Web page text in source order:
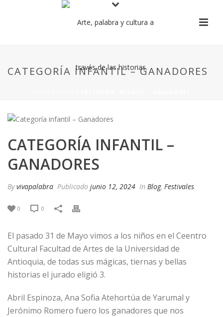
CATEGORÍA INFANTIL – GANADORES
CATEGORÍA INFANTIL –
GANADORES
Byvivapalabra Publicado junio 12, 2024 In Blog, Festivales
0 0
El pasado 31 de Mayo vimos a los niños en el Ceentro
Cultural Facultad de Artes de la Universidad de
Antioquia, de todas sus mágicas, tiernas y bellas
historias el jurado eligió 3.
Abril Espinoza, Ana Sofia Atehortúa de Yarumal y
Jerónimo Romero fuero los ganadores que nos